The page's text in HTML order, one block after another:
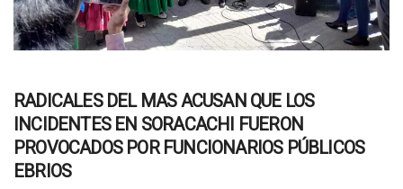
RADICALES DEL MAS ACUSAN QUE LOS
INCIDENTES EN SORACACHI FUERON
PROVOCADOS POR FUNCIONARIOS PÚBLICOS
EBRIOS